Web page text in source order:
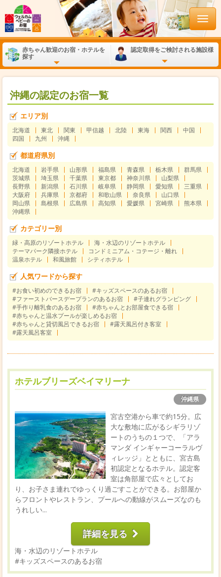
赤ちゃん歓迎のお宿・ホテルを
探す
認定取得をご検討される施設様
沖縄の認定のお宿一覧
エリア別
北海道 東北 関東 甲信越 北陸 東海 関西
中国
四国
九州 沖縄
都道府県別
北海道 岩手県 山形県 福島県 青森県 栃木県
群馬県
茨城県
埼玉県 千葉県 東京都 神奈川県
山梨県
長野県
新潟県 石川県 岐阜県 静岡県 愛知県
三重県
大阪府
兵庫県 京都府 和歌山県 奈良県
山口県
岡山県
島根県 広島県 高知県 愛媛県 宮崎県
熊本県
沖縄県
カテゴリー別
緑・高原のリゾートホテル
海・水辺のリゾートホテル
テーマパーク隣接ホテル
コンドミニアム・コテージ・離れ
温泉ホテル
和風旅館 シティホテル
人気ワードから探す
#お食い初めのできるお宿
#キッズスペースのあるお宿
#ファーストバースデープランのあるお宿
#子連れグランピング
#手作り離乳食のあるお宿
#赤ちゃんとお部屋食できる宿
#赤ちゃんと温水プールが楽しめるお宿
#赤ちゃんと貸切風呂できるお宿
#露天風呂付き客室
#露天風呂客室
ホテルブリーズベイマリーナ
沖縄県
宮古空港から車で約15分。広
大な敷地に広がるシギラリゾ
ートのうちの１つで、「アラ
マンダ インギャーコーラルヴ
ィレッジ」とともに、宮古島
初認定となるホテル。認定客
室は角部屋で広々としてお
り、お子さま連れでゆっくり過ごすことができる。お部屋か
らフロントやレストラン、プールへの動線がスムーズなのも
うれしい...
詳細を見る
海・水辺のリゾートホテル
#キッズスペースのあるお宿